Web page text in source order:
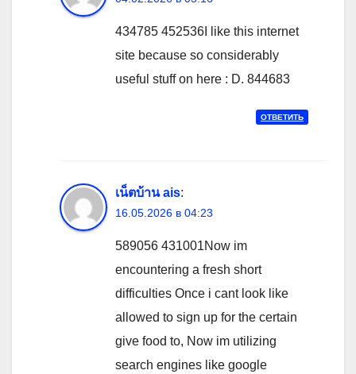
434785 452536I like this internet
site because so considerably
useful stuff on here : D. 844683
ОТВЕТИТЬ
เน็ตบ้าน ais:
16.05.2026 в 04:23
589056 431001Now im
encountering a fresh short
difficulties Once i cant look like
allowed to sign up for the certain
give food to, Now im utilizing
search engines like google